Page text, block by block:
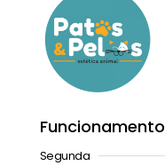
Funcionamento
Segunda